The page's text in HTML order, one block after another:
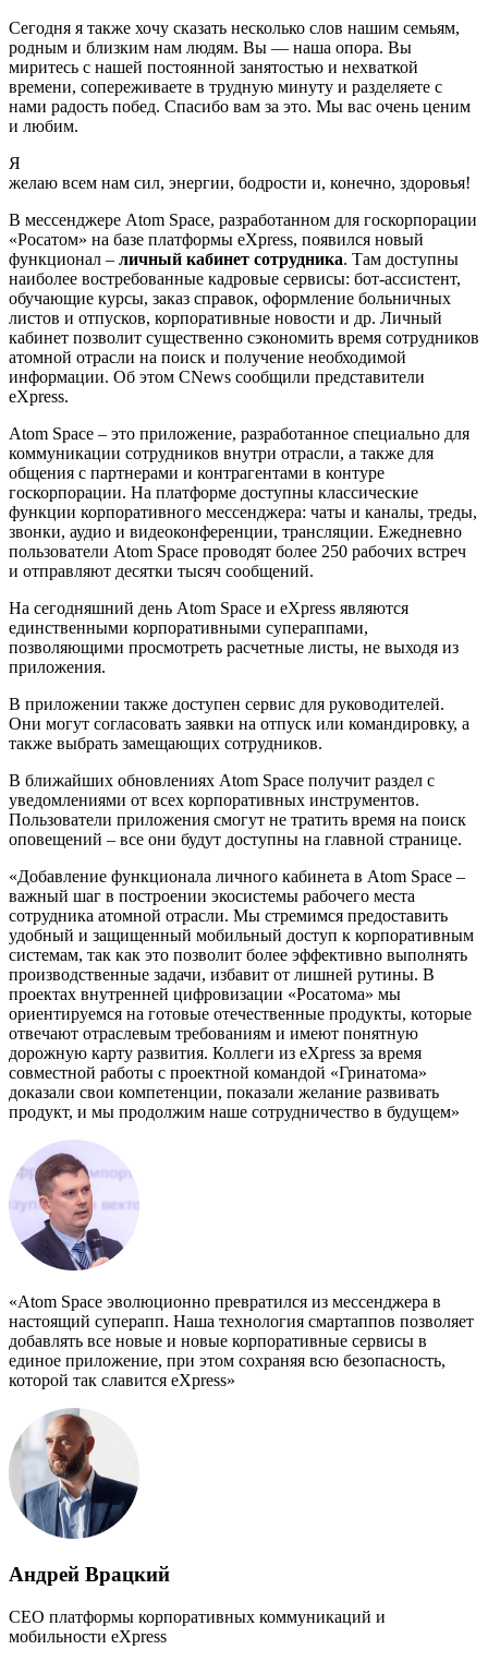
Сегодня я также хочу сказать несколько слов нашим семьям,
родным и близким нам людям. Вы — наша опора. Вы
миритесь с нашей постоянной занятостью и нехваткой
времени, сопереживаете в трудную минуту и разделяете с
нами радость побед. Спасибо вам за это. Мы вас очень ценим
и любим.
Я
желаю всем нам сил, энергии, бодрости и, конечно, здоровья!
В мессенджере Atom Space, разработанном для госкорпорации
«Росатом» на базе платформы eXpress, появился новый
функционал – личный кабинет сотрудника. Там доступны
наиболее востребованные кадровые сервисы: бот-ассистент,
обучающие курсы, заказ справок, оформление больничных
листов и отпусков, корпоративные новости и др. Личный
кабинет позволит существенно сэкономить время сотрудников
атомной отрасли на поиск и получение необходимой
информации. Об этом CNews сообщили представители
eXpress.
Atom Space – это приложение, разработанное специально для
коммуникации сотрудников внутри отрасли, а также для
общения с партнерами и контрагентами в контуре
госкорпорации. На платформе доступны классические
функции корпоративного мессенджера: чаты и каналы, треды,
звонки, аудио и видеоконференции, трансляции. Ежедневно
пользователи Atom Space проводят более 250 рабочих встреч
и отправляют десятки тысяч сообщений.
На сегодняшний день Atom Space и eXpress являются
единственными корпоративными супераппами,
позволяющими просмотреть расчетные листы, не выходя из
приложения.
В приложении также доступен сервис для руководителей.
Они могут согласовать заявки на отпуск или командировку, а
также выбрать замещающих сотрудников.
В ближайших обновлениях Atom Space получит раздел с
уведомлениями от всех корпоративных инструментов.
Пользователи приложения смогут не тратить время на поиск
оповещений – все они будут доступны на главной странице.
«Добавление функционала личного кабинета в Atom Space –
важный шаг в построении экосистемы рабочего места
сотрудника атомной отрасли. Мы стремимся предоставить
удобный и защищенный мобильный доступ к корпоративным
системам, так как это позволит более эффективно выполнять
производственные задачи, избавит от лишней рутины. В
проектах внутренней цифровизации «Росатома» мы
ориентируемся на готовые отечественные продукты, которые
отвечают отраслевым требованиям и имеют понятную
дорожную карту развития. Коллеги из eXpress за время
совместной работы с проектной командой «Гринатома»
доказали свои компетенции, показали желание развивать
продукт, и мы продолжим наше сотрудничество в будущем»
«Atom Space эволюционно превратился из мессенджера в
настоящий суперапп. Наша технология смартаппов позволяет
добавлять все новые и новые корпоративные сервисы в
единое приложение, при этом сохраняя всю безопасность,
которой так славится eXpress»
Андрей Врацкий
CEO платформы корпоративных коммуникаций и
мобильности eXpress